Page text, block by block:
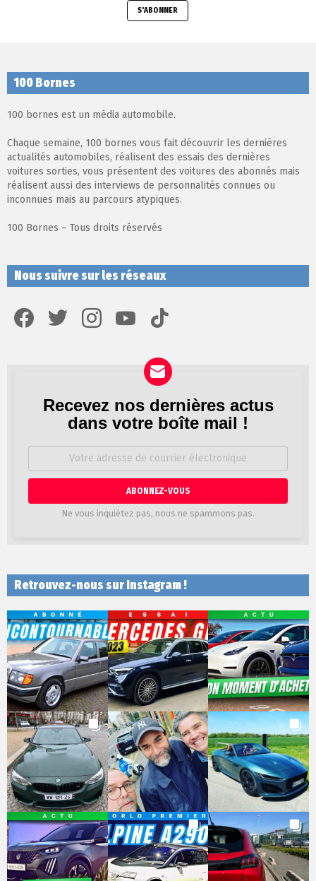
S'ABONNER
100 Bornes
100 bornes est un média automobile.
Chaque semaine, 100 bornes vous fait découvrir les dernières
actualités automobiles, réalisent des essais des dernières
voitures sorties, vous présentent des voitures des abonnés mais
réalisent aussi des interviews de personnalités connues ou
inconnues mais au parcours atypiques.
100 Bornes – Tous droits réservés
Nous suivre sur les réseaux
Newsletter
Recevez nos dernières actus
dans votre boîte mail !
courrier
Ne vous inquiétez pas, nous ne spammons pas.
Retrouvez-nous sur Instagram !